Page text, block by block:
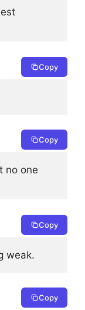
Copy
Copy
no one
Copy
weak.
Copy